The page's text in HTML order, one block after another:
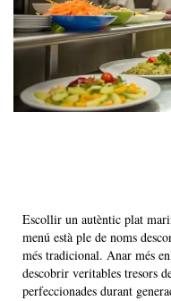
Escollir un autèntic plat
menú està ple de noms
més tradicional. Anar més
descobrir veritables tresors
perfeccionades durant